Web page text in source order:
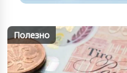
Полезно